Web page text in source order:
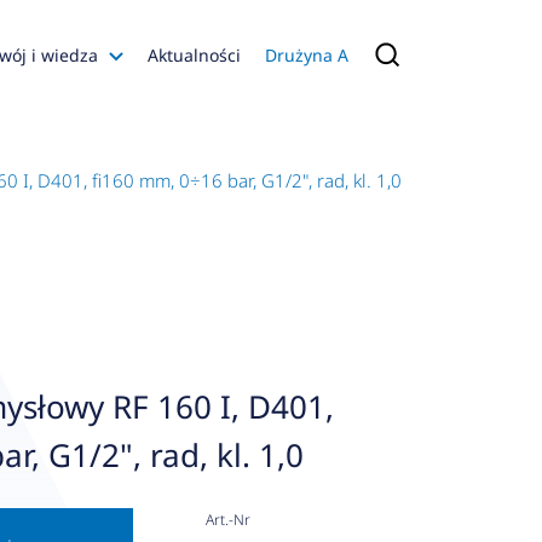
i wiedza
Konfiguratory
Aktualności Drużyna A
I, D401, fi160 mm, 0÷16 bar, G1/2", rad, kl. 1,0
RF 160 I, D401,
G1/2", rad, kl. 1,0
Art.-Nr